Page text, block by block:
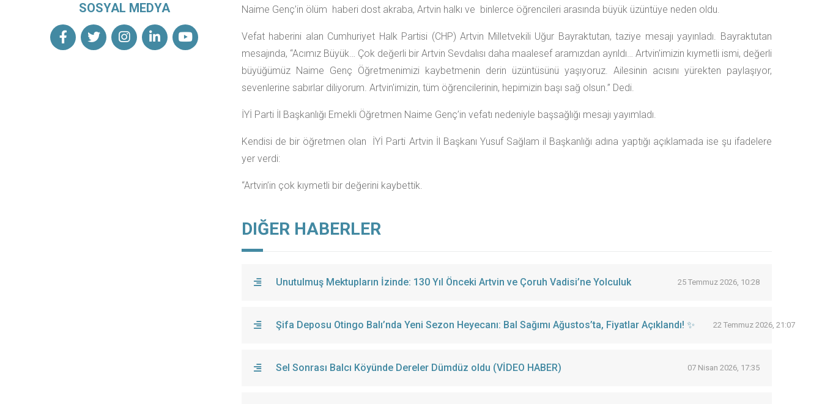
SOSYAL MEDYA Naime Genç’in ölüm haberi dost akraba, Artvin halkı ve binlerce öğrencileri arasında büyük üzüntüye neden oldu.
Vefat haberini alan Cumhuriyet Halk Partisi (CHP) Artvin Milletvekili Uğur Bayraktutan, taziye mesajı yayınladı. Bayraktutan
mesajında, “Acımız Büyük… Çok değerli bir Artvin Sevdalısı daha maalesef aramızdan ayrıldı… Artvin'imizin kıymetli ismi, değerli
büyüğümüz Naime Genç Öğretmenimizi kaybetmenin derin üzüntüsünü yaşıyoruz. Ailesinin acısını yürekten paylaşıyor,
sevenlerine sabırlar diliyorum. Artvin'imizin, tüm öğrencilerinin, hepimizin başı sağ olsun.” Dedi.
İYİ Parti İl Başkanlığı Emekli Öğretmen Naime Genç’in vefatı nedeniyle başsağlığı mesajı yayımladı.
Kendisi de bir öğretmen olan İYİ Parti Artvin İl Başkanı Yusuf Sağlam il Başkanlığı adına yaptığı açıklamada ise şu ifadelere
yer verdi:
“Artvin’in çok kıymetli bir değerini kaybettik.
DIĞER HABERLER
Unutulmuş Mektupların İzinde: 130 Yıl Önceki Artvin ve Çoruh Vadisi’ne Yolculuk 25 Temmuz 2026, 10:28
Şifa Deposu Otingo Balı’nda Yeni Sezon Heyecanı: Bal Sağımı Ağustos’ta, Fiyatlar Açıklandı! ✨ 22 Temmuz 2026, 21:07
Sel Sonrası Balcı Köyünde Dereler Dümdüz oldu (VİDEO HABER) 07 Nisan 2026, 17:35